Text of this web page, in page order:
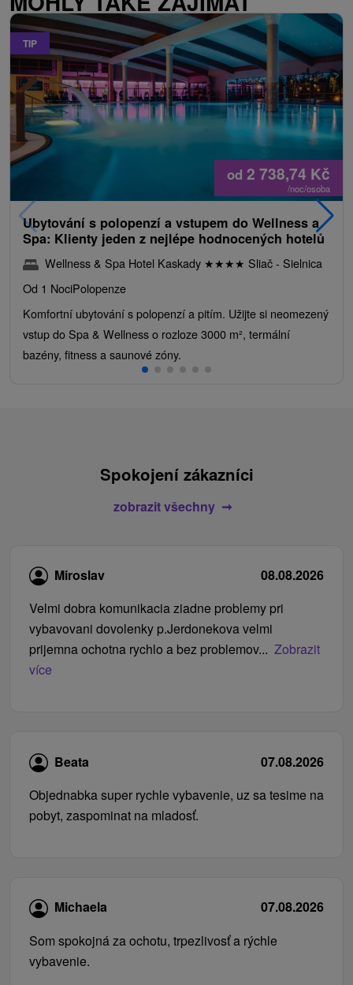
TIP
od 2 738,74 Kč
/noc/osoba
Ubytování s polopenzí a vstupem do Wellness a
Spa: Klienty jeden z nejlépe hodnocených hotelů
Wellness & Spa Hotel Kaskady ★★★★ Sliač - Sielnica
Od 1 NociPolopenze
Komfortní ubytování s polopenzí a pitím. Užijte si neomezený
vstup do Spa & Wellness o rozloze 3000 m², termální
bazény, fitness a saunové zóny.
Spokojení zákazníci
zobrazit všechny
Miroslav
08.08.2026
Velmi dobra komunikacia ziadne problemy pri
vybavovani dovolenky p.Jerdonekova velmi
prijemna ochotna rychlo a bez problemov... Zobrazit
více
Beata
07.08.2026
Objednabka super rychle vybavenie, uz sa tesime na
pobyt, zaspominat na mladosť.
Michaela
07.08.2026
Som spokojná za ochotu, trpezlivosť a rýchle
vybavenie.